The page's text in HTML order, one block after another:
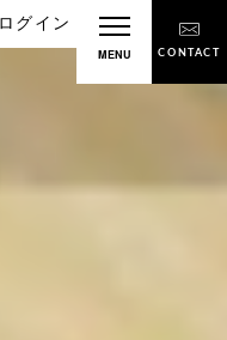
ログイン
MENU CONTACT